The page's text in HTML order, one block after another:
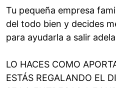
Tu pequeña empresa
del todo bien y decides
para ayudarla a salir
LO HACES COMO
ESTÁS REGALANDO EL